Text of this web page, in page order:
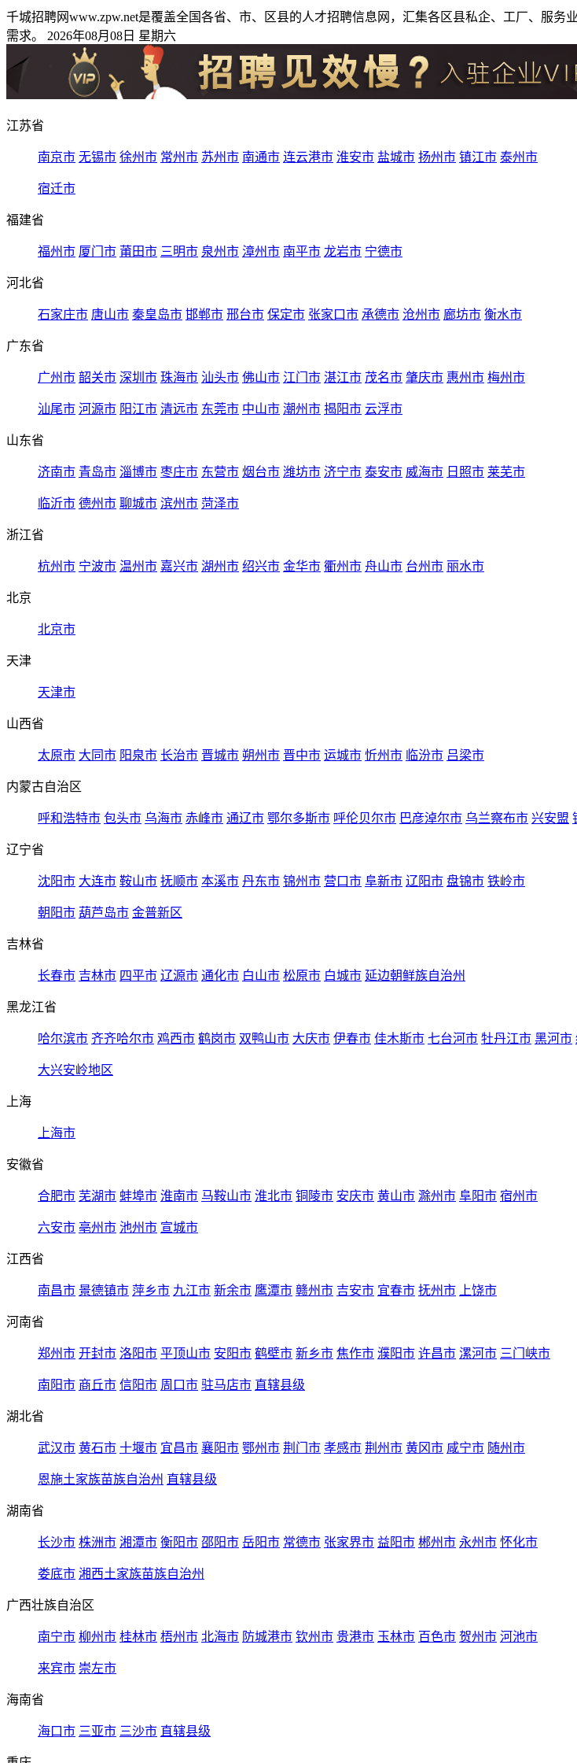
千城招聘网www.zpw.net是覆盖全国各省、市、区县的人才招聘信息网，汇集各区县私企、工厂、服
需求。 2026年08月08日 星期六
江苏省
南京市 无锡市 徐州市 常州市 苏州市 南通市 连云港市 淮安市 盐城市 扬州市 镇江市 泰州市
宿迁市
福建省
福州市 厦门市 莆田市 三明市 泉州市 漳州市 南平市 龙岩市 宁德市
河北省
石家庄市 唐山市 秦皇岛市 邯郸市 邢台市 保定市 张家口市 承德市 沧州市 廊坊市 衡水市
广东省
广州市 韶关市 深圳市 珠海市 汕头市 佛山市 江门市 湛江市 茂名市 肇庆市 惠州市 梅州市
汕尾市 河源市 阳江市 清远市 东莞市 中山市 潮州市 揭阳市 云浮市
山东省
济南市 青岛市 淄博市 枣庄市 东营市 烟台市 潍坊市 济宁市 泰安市 威海市 日照市 莱芜市
临沂市 德州市 聊城市 滨州市 菏泽市
浙江省
杭州市 宁波市 温州市 嘉兴市 湖州市 绍兴市 金华市 衢州市 舟山市 台州市 丽水市
北京
北京市
天津
天津市
山西省
太原市 大同市 阳泉市 长治市 晋城市 朔州市 晋中市 运城市 忻州市 临汾市 吕梁市
内蒙古自治区
呼和浩特市 包头市 乌海市 赤峰市 通辽市 鄂尔多斯市 呼伦贝尔市 巴彦淖尔市 乌兰察布市 兴安盟
辽宁省
沈阳市 大连市 鞍山市 抚顺市 本溪市 丹东市 锦州市 营口市 阜新市 辽阳市 盘锦市 铁岭市
朝阳市 葫芦岛市 金普新区
吉林省
长春市 吉林市 四平市 辽源市 通化市 白山市 松原市 白城市 延边朝鲜族自治州
黑龙江省
哈尔滨市 齐齐哈尔市 鸡西市 鹤岗市 双鸭山市 大庆市 伊春市 佳木斯市 七台河市 牡丹江市 黑河市
大兴安岭地区
上海
上海市
安徽省
合肥市 芜湖市 蚌埠市 淮南市 马鞍山市 淮北市 铜陵市 安庆市 黄山市 滁州市 阜阳市 宿州市
六安市 亳州市 池州市 宣城市
江西省
南昌市 景德镇市 萍乡市 九江市 新余市 鹰潭市 赣州市 吉安市 宜春市 抚州市 上饶市
河南省
郑州市 开封市 洛阳市 平顶山市 安阳市 鹤壁市 新乡市 焦作市 濮阳市 许昌市 漯河市 三门峡市
南阳市 商丘市 信阳市 周口市 驻马店市 直辖县级
湖北省
武汉市 黄石市 十堰市 宜昌市 襄阳市 鄂州市 荆门市 孝感市 荆州市 黄冈市 咸宁市 随州市
恩施土家族苗族自治州 直辖县级
湖南省
长沙市 株洲市 湘潭市 衡阳市 邵阳市 岳阳市 常德市 张家界市 益阳市 郴州市 永州市 怀化市
娄底市 湘西土家族苗族自治州
广西壮族自治区
南宁市 柳州市 桂林市 梧州市 北海市 防城港市 钦州市 贵港市 玉林市 百色市 贺州市 河池市
来宾市 崇左市
海南省
海口市 三亚市 三沙市 直辖县级